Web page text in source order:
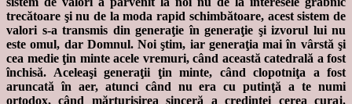
trecătoare şi nu de la moda rapid schimbătoare, acest sistem de
valori s-a transmis din generaţie în generaţie şi izvorul lui nu
este omul, dar Domnul. Noi ştim, iar generaţia mai în vârstă şi
cea medie ţin minte acele vremuri, când această catedrală a fost
închisă. Aceleaşi generaţii ţin minte, când clopotniţa a fost
aruncată în aer, atunci când nu era cu putinţă a te numi
ortodox, când mărturisirea sinceră a credinţei cerea curaj.